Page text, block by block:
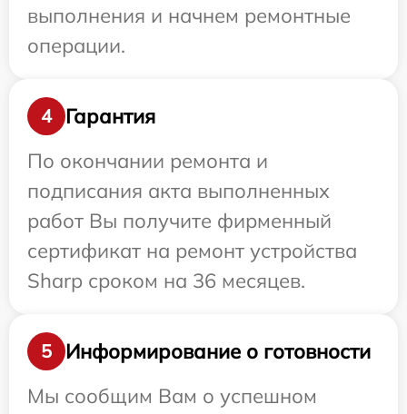
выполнения и начнем ремонтные
операции.
4
Гарантия
По окончании ремонта и
подписания акта выполненных
работ Вы получите фирменный
сертификат на ремонт устройства
Sharp сроком на 36 месяцев.
5
Информирование о готовности
Мы сообщим Вам о успешном